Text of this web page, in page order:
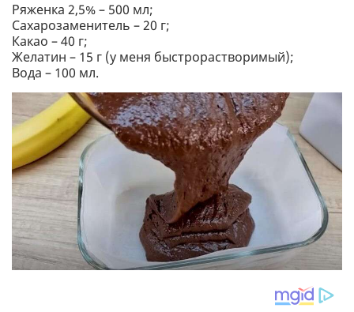
Ряженка 2,5% – 500 мл;
Сахарозаменитель – 20 г;
Какао – 40 г;
Желатин – 15 г (у меня быстрорастворимый);
Вода – 100 мл.